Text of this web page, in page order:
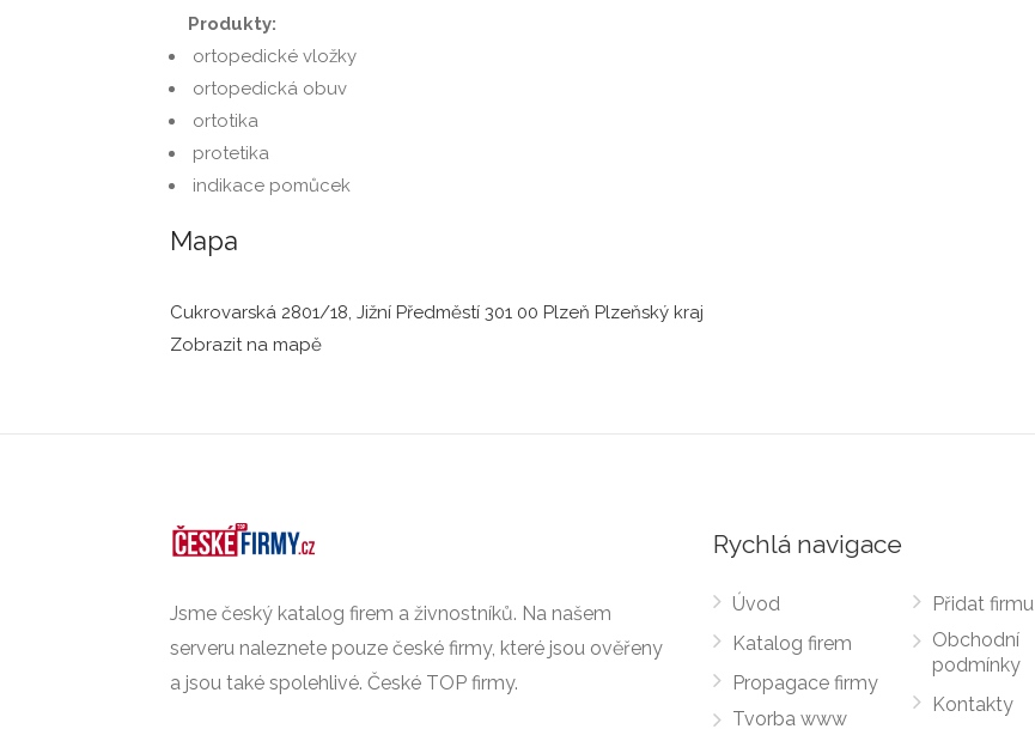
Produkty:
ortopedické vložky
ortopedická obuv
ortotika
protetika
indikace pomůcek
Mapa
Cukrovarská 2801/18, Jižní Předměstí 301 00 Plzeň Plzeňský kraj
Zobrazit na mapě
Jsme český katalog firem a živnostníků. Na našem
serveru naleznete pouze české firmy, které jsou ověřeny
a jsou také spolehlivé. České TOP firmy.
Rychlá navigace
Úvod
Katalog firem
Propagace firmy
Tvorba www
Přidat firmu
Obchodní
podmínky
Kontakty